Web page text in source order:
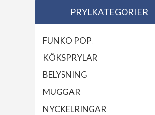
PRYLKATEGORIER
FUNKO POP!
KÖKSPRYLAR
BELYSNING
MUGGAR
NYCKELRINGAR